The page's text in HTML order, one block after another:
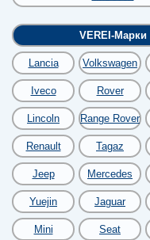
VEREI-Марки
Lancia Volkswagen
Iveco Rover
Lincoln Range Rover
Renault Tagaz
Jeep Mercedes
Yuejin Jaguar
Mini Seat